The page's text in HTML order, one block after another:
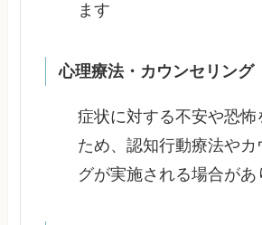
ます
心理療法・カウンセリング
症状に対する不安や恐怖
ため、認知行動療法やカ
グが実施される場合があ